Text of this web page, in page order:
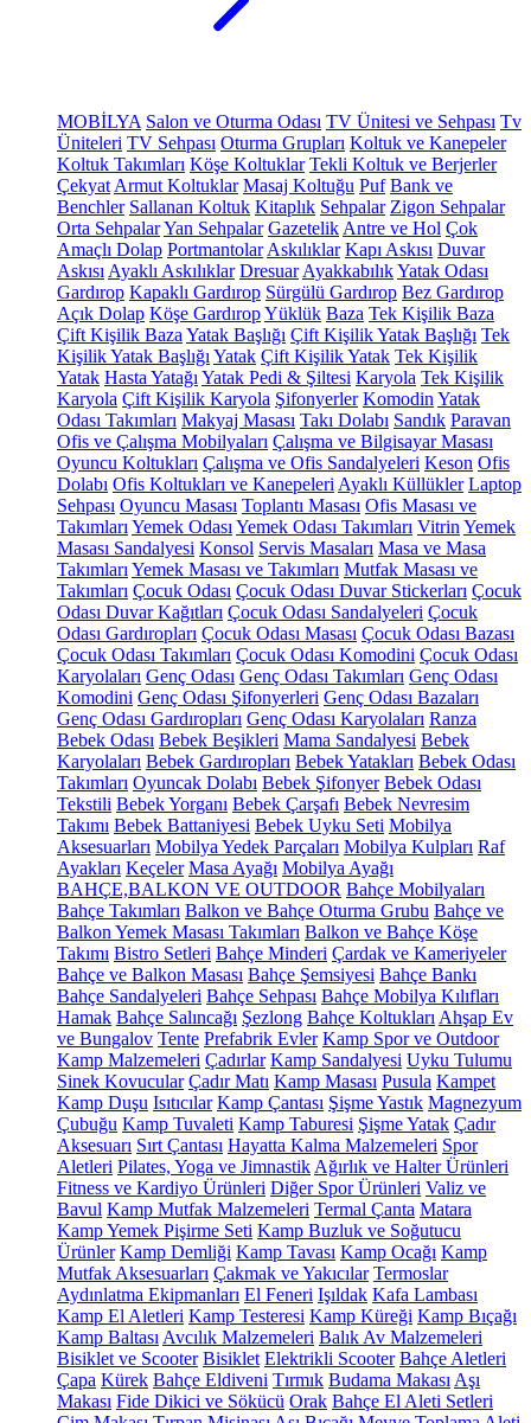
MOBİLYA Salon ve Oturma Odası TV Ünitesi ve Sehpası Tv
Üniteleri TV Sehpası Oturma Grupları Koltuk ve Kanepeler
Koltuk Takımları Köşe Koltuklar Tekli Koltuk ve Berjerler
Çekyat Armut Koltuklar Masaj Koltuğu Puf Bank ve
Benchler Sallanan Koltuk Kitaplık Sehpalar Zigon Sehpalar
Orta SehpalarYan Sehpalar Gazetelik Antre ve Hol Çok
Amaçlı Dolap Portmantolar Askılıklar Kapı Askısı Duvar
Askısı Ayaklı Askılıklar Dresuar AyakkabılıkYatak Odası
Gardırop Kapaklı Gardırop Sürgülü Gardırop Bez Gardırop
Açık Dolap Köşe GardıropYüklük Baza Tek Kişilik Baza
Çift Kişilik Baza Yatak Başlığı Çift Kişilik Yatak Başlığı Tek
Kişilik Yatak Başlığı Yatak Çift Kişilik Yatak Tek Kişilik
Yatak Hasta Yatağı Yatak Pedi & Şiltesi Karyola Tek Kişilik
Karyola Çift Kişilik Karyola Şifonyerler Komodin Yatak
Odası Takımları Makyaj Masası Takı Dolabı Sandık Paravan
Ofis ve Çalışma Mobilyaları Çalışma ve Bilgisayar Masası
Oyuncu Koltukları Çalışma ve Ofis Sandalyeleri Keson Ofis
Dolabı Ofis Koltukları ve Kanepeleri Ayaklı Küllükler Laptop
Sehpası Oyuncu Masası Toplantı Masası Ofis Masası ve
Takımları Yemek Odası Yemek Odası Takımları Vitrin Yemek
Masası Sandalyesi Konsol Servis Masaları Masa ve Masa
Takımları Yemek Masası ve Takımları Mutfak Masası ve
Takımları Çocuk Odası Çocuk Odası Duvar Stickerları Çocuk
Odası Duvar Kağıtları Çocuk Odası Sandalyeleri Çocuk
Odası Gardıropları Çocuk Odası Masası Çocuk Odası Bazası
Çocuk Odası Takımları Çocuk Odası Komodini Çocuk Odası
Karyolaları Genç Odası Genç Odası Takımları Genç Odası
Komodini Genç Odası Şifonyerleri Genç Odası Bazaları
Genç Odası Gardıropları Genç Odası Karyolaları Ranza
Bebek Odası Bebek Beşikleri Mama Sandalyesi Bebek
Karyolaları Bebek Gardıropları Bebek Yatakları Bebek Odası
Takımları Oyuncak Dolabı Bebek Şifonyer Bebek Odası
Tekstili Bebek Yorganı Bebek Çarşafı Bebek Nevresim
Takımı Bebek Battaniyesi Bebek Uyku Seti Mobilya
Aksesuarları Mobilya Yedek Parçaları Mobilya Kulpları Raf
Ayakları Keçeler Masa Ayağı Mobilya Ayağı
BAHÇE,BALKON VE OUTDOOR Bahçe Mobilyaları
Bahçe Takımları Balkon ve Bahçe Oturma Grubu Bahçe ve
Balkon Yemek Masası Takımları Balkon ve Bahçe Köşe
Takımı Bistro Setleri Bahçe Minderi Çardak ve Kameriyeler
Bahçe ve Balkon Masası Bahçe Şemsiyesi Bahçe Bankı
Bahçe Sandalyeleri Bahçe Sehpası Bahçe Mobilya Kılıfları
Hamak Bahçe Salıncağı Şezlong Bahçe Koltukları Ahşap Ev
ve Bungalov Tente Prefabrik Evler Kamp Spor ve Outdoor
Kamp Malzemeleri Çadırlar Kamp Sandalyesi Uyku Tulumu
Sinek Kovucular Çadır Matı Kamp Masası Pusula Kampet
Kamp Duşu Isıtıcılar Kamp Çantası Şişme Yastık Magnezyum
Çubuğu Kamp Tuvaleti Kamp Taburesi Şişme Yatak Çadır
Aksesuarı Sırt Çantası Hayatta Kalma Malzemeleri Spor
Aletleri Pilates, Yoga ve Jimnastik Ağırlık ve Halter Ürünleri
Fitness ve Kardiyo Ürünleri Diğer Spor Ürünleri Valiz ve
Bavul Kamp Mutfak Malzemeleri Termal Çanta Matara
Kamp Yemek Pişirme Seti Kamp Buzluk ve Soğutucu
Ürünler Kamp Demliği Kamp Tavası Kamp Ocağı Kamp
Mutfak Aksesuarları Çakmak ve Yakıcılar Termoslar
Aydınlatma Ekipmanları El Feneri Işıldak Kafa Lambası
Kamp El Aletleri Kamp Testeresi Kamp Küreği Kamp Bıçağı
Kamp Baltası Avcılık Malzemeleri Balık Av Malzemeleri
Bisiklet ve Scooter Bisiklet Elektrikli Scooter Bahçe Aletleri
Çapa Kürek Bahçe Eldiveni Tırmık Budama Makası Aşı
Makası Fide Dikici ve Sökücü Orak Bahçe El Aleti Setleri